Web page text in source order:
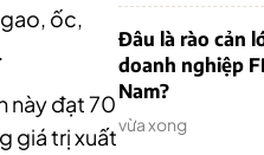
ốc,
này đạt 70
giá trị xuất
Đâu là rào cản
doanh nghiệp
Nam?
vừa xong